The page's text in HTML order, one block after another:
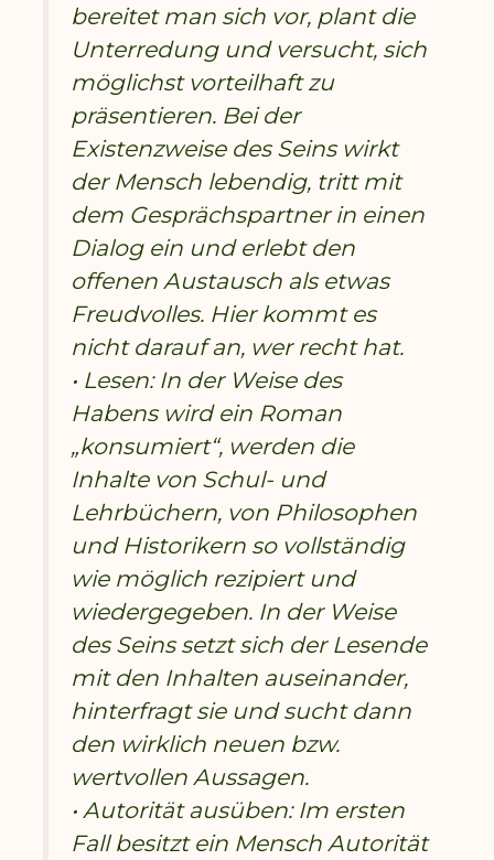
bereitet man sich vor, plant die
Unterredung und versucht, sich
möglichst vorteilhaft zu
präsentieren. Bei der
Existenzweise des Seins wirkt
der Mensch lebendig, tritt mit
dem Gesprächspartner in einen
Dialog ein und erlebt den
offenen Austausch als etwas
Freudvolles. Hier kommt es
nicht darauf an, wer recht hat.
• Lesen: In der Weise des
Habens wird ein Roman
„konsumiert“, werden die
Inhalte von Schul- und
Lehrbüchern, von Philosophen
und Historikern so vollständig
wie möglich rezipiert und
wiedergegeben. In der Weise
des Seins setzt sich der Lesende
mit den Inhalten auseinander,
hinterfragt sie und sucht dann
den wirklich neuen bzw.
wertvollen Aussagen.
• Autorität ausüben: Im ersten
Fall besitzt ein Mensch Autorität